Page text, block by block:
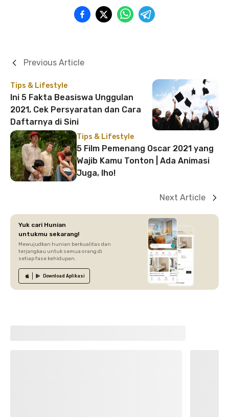
Tips & Lifestyle
Ini 5 Fakta Beasiswa Unggulan
2021, Cek Persyaratan dan Cara
Daftarnya di Sini
Previous Article
Tips & Lifestyle
5 Film Pemenang Oscar 2021 yang
Wajib Kamu Tonton | Ada Animasi
Juga, lho!
Next Article
Yuk cari Hunian
untukmu sekarang!
Mewujudkan hunian berkualitas dan
terjangkau untuk semua orang di
setiap fase kehidupan.
Download Aplikasi